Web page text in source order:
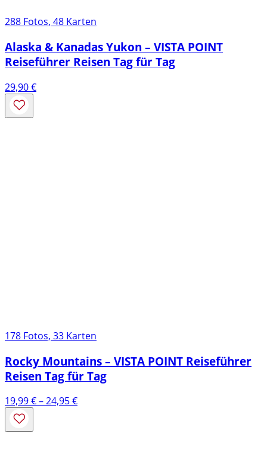
288 Fotos, 48 Karten
Alaska & Kanadas Yukon – VISTA POINT
Reiseführer Reisen Tag für Tag
29,90€
178 Fotos, 33 Karten
Rocky Mountains – VISTA POINT Reiseführer
Reisen Tag für Tag
19,99€–24,95€Preisspanne: